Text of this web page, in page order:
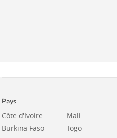
Pays
Côte d'Ivoire
Burkina Faso
Mali
Togo